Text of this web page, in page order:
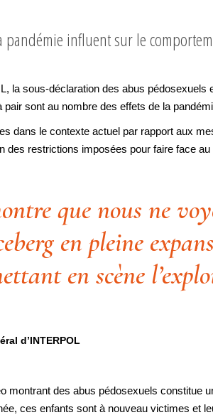
pandémie influent sur le
la sous-déclaration des abus pédosexuels
pair sont au nombre des effets de la
dans le contexte actuel par rapport aux
des restrictions imposées pour faire face
que nous ne
en pleine
en scène
d’INTERPOL
montrant des abus pédosexuels constitue
ces enfants sont à nouveau victimes et